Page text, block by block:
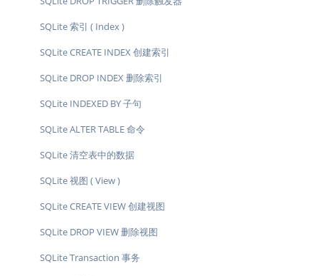
SQLite 索引 ( Index )
SQLite CREATE INDEX 创建索引
SQLite DROP INDEX 删除索引
SQLite INDEXED BY 子句
SQLite ALTER TABLE 命令
SQLite 清空表中的数据
SQLite 视图 ( View )
SQLite CREATE VIEW 创建视图
SQLite DROP VIEW 删除视图
SQLite Transaction 事务